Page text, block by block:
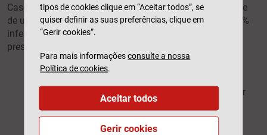
Caso opte por pedir a alteração do registo de propriedade
de um veículo automóvelonline, o valor a pagar será 15%
inferior ao que pagaria se tratasse de tudo
presencialmente.
Pedidoonline
Se a mudança de registo de propriedade for
requerida 60 dias após a transação do
veículo, o valor sofre um agravamento de
tipos de cookies clique em “Aceitar todos”, se
quiser definir as suas preferências, clique em
“Gerir cookies”.
Para mais informaçõesconsulte a nossa
Política de cookies.
Gerir cookies
Aceitar todos